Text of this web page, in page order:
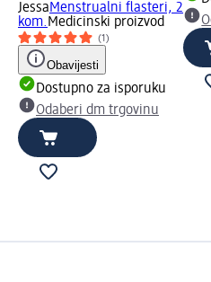
JessaMenstrualni flasteri, 2
kom. Medicinski proizvod
(1)
Obavijesti
Dostupno za isporuku
Odaberi dm trgovinu